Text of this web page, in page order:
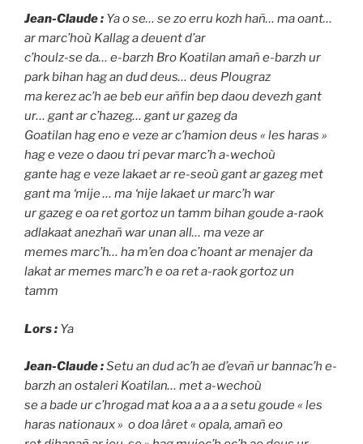
Jean-Claude : Ya o se… se zo erru kozh hañ… ma oant…
ar marc’hoù Kallag a deuent d’ar
c’houlz-se da… e-barzh Bro Koatilan amañ e-barzh ur
park bihan hag an dud deus… deus Plougraz
ma kerez ac’h ae beb eur añfin bep daou devezh gant
ur… gant ar c’hazeg… gant ur gazeg da
Goatilan hag eno e veze ar c’hamion deus « les haras »
hag e veze o daou tri pevar marc’h a-wechoù
gante hag e veze lakaet ar re-seoù gant ar gazeg met
gant ma ‘mije … ma ‘nije lakaet ur marc’h war
ur gazeg e oa ret gortoz un tamm bihan goude a-raok
adlakaat anezhañ war unan all… ma veze ar
memes marc’h… ha m’en doa c’hoant ar menajer da
lakat ar memes marc’h e oa ret a-raok gortoz un
tamm
Lors : Ya
Jean-Claude :Setu an dud ac’h ae d’evañ ur bannac’h e-
barzh an ostaleri Koatilan… met a-wechoù
se a bade ur c’hrogad mat koa a a a a setu goude « les
haras nationaux » o doa lâret « opala, amañ eo